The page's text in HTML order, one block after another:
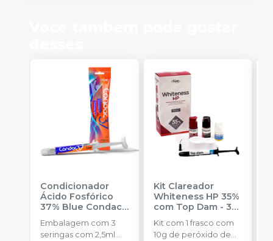
Condicionador
Ácido Fosfórico
37% Blue Condac-
FGM
Embalagem com 3
seringas com 2,5ml
Kit Clareador
Whiteness HP 35%
com Top Dam - 3
Pacientes
Kit com 1 frasco com
10g de peróxido de